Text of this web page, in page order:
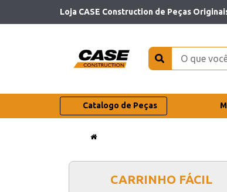
Loja CASE Construction de Peças
Catalogo de Peças
CARRINHO FÁCIL